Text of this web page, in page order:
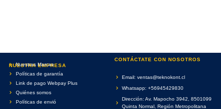
NUESTRA EMPRESA
Nuestras Marcas
Políticas de garantía
Link de pago Webpay Plus
Quiénes somos
Políticas de envió
CONTÁCTATE CON NOSOTROS
Email: ventas@teknokont.cl
Whatsapp: +56945429830
Dirección: Av. Mapocho 3942, 8501099
Quinta Normal, Región Metropolitana